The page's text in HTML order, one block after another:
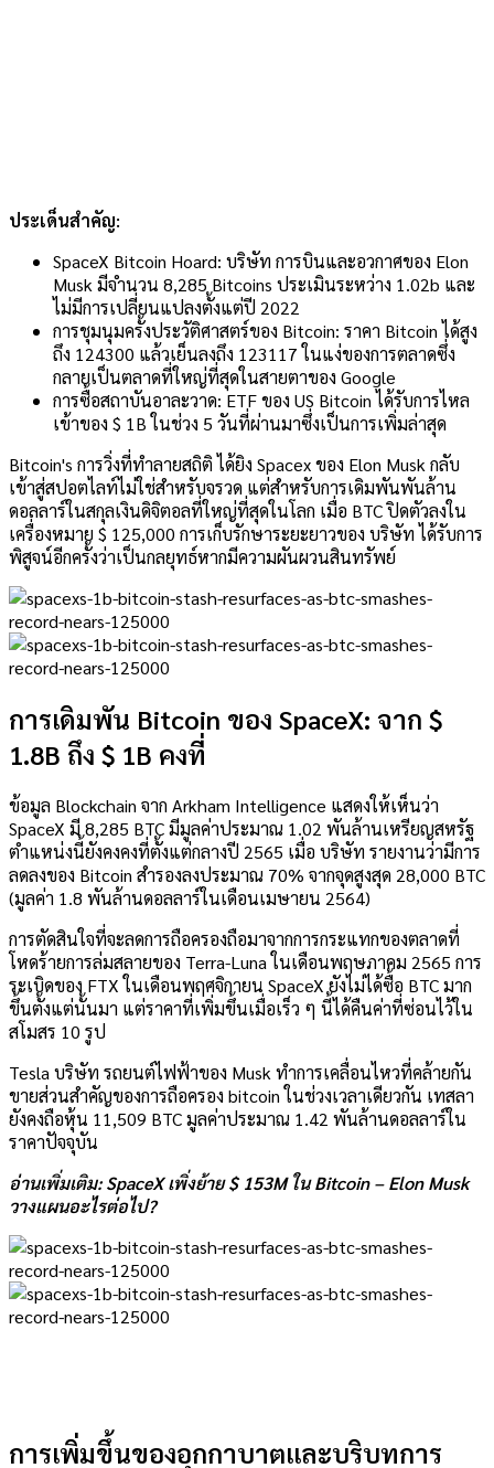
ประเด็นสำคัญ:
SpaceX Bitcoin Hoard: บริษัท การบินและอวกาศของ Elon
Musk มีจำนวน 8,285 Bitcoins ประเมินระหว่าง 1.02b และ
ไม่มีการเปลี่ยนแปลงตั้งแต่ปี 2022
การชุมนุมครั้งประวัติศาสตร์ของ Bitcoin: ราคา Bitcoin ได้สูง
ถึง 124300 แล้วเย็นลงถึง 123117 ในแง่ของการตลาดซึ่ง
กลายเป็นตลาดที่ใหญ่ที่สุดในสายตาของ Google
การซื้อสถาบันอาละวาด: ETF ของ US Bitcoin ได้รับการไหล
เข้าของ $ 1B ในช่วง 5 วันที่ผ่านมาซึ่งเป็นการเพิ่มล่าสุด
Bitcoin's การวิ่งที่ทำลายสถิติได้ยิง Spacex ของ Elon Musk กลับ
เข้าสู่สปอตไลท์ไม่ใช่สำหรับจรวด แต่สำหรับการเดิมพันพันล้าน
ดอลลาร์ในสกุลเงินดิจิตอลที่ใหญ่ที่สุดในโลก เมื่อ BTC ปิดตัวลงใน
เครื่องหมาย $ 125,000 การเก็บรักษาระยะยาวของ บริษัท ได้รับการ
พิสูจน์อีกครั้งว่าเป็นกลยุทธ์หากมีความผันผวนสินทรัพย์
การเดิมพัน Bitcoin ของ SpaceX: จาก $
1.8B ถึง $ 1B คงที่
ข้อมูล Blockchain จาก Arkham Intelligence แสดงให้เห็นว่า
SpaceX มี 8,285 BTC มีมูลค่าประมาณ 1.02 พันล้านเหรียญสหรัฐ
ตำแหน่งนี้ยังคงคงที่ตั้งแต่กลางปี 2565 เมื่อ บริษัท รายงานว่ามีการ
ลดลงของ Bitcoin สำรองลงประมาณ 70% จากจุดสูงสุด 28,000 BTC
(มูลค่า 1.8 พันล้านดอลลาร์ในเดือนเมษายน 2564)
การตัดสินใจที่จะลดการถือครองถือมาจากการกระแทกของตลาดที่
โหดร้ายการล่มสลายของ Terra-Luna ในเดือนพฤษภาคม 2565 การ
ระเบิดของ FTX ในเดือนพฤศจิกายน SpaceX ยังไม่ได้ซื้อ BTC มาก
ขึ้นตั้งแต่นั้นมา แต่ราคาที่เพิ่มขึ้นเมื่อเร็ว ๆ นี้ได้คืนค่าที่ซ่อนไว้ใน
สโมสร 10 รูป
Tesla บริษัท รถยนต์ไฟฟ้าของ Musk ทำการเคลื่อนไหวที่คล้ายกัน
ขายส่วนสำคัญของการถือครอง bitcoin ในช่วงเวลาเดียวกัน เทสลา
ยังคงถือหุ้น 11,509 BTC มูลค่าประมาณ 1.42 พันล้านดอลลาร์ใน
ราคาปัจจุบัน
อ่านเพิ่มเติม: SpaceX เพิ่งย้าย $ 153M ใน Bitcoin – Elon Musk
วางแผนอะไรต่อไป?
การเพิ่มขึ้นของอุกกาบาตและบริบทการ